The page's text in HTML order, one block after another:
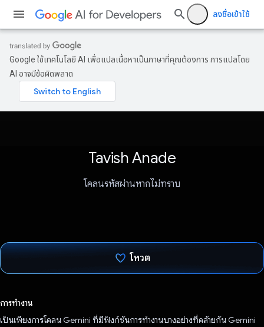
ลงชื่อเข้าใช้
Google ใช้เทคโนโลยี AI เพื่อแปลเนื้อหาเป็นภาษาที่คุณต้องการ การแปลโดย
AI อาจมีข้อผิดพลาด
Tavish Anade
โคลนรหัสผ่านหากไม่ทราบ
โหวต
การทำงาน
เป็นเพียงการโคลน Gemini ที่มีฟังก์ชันการทำงานบางอย่างที่คล้ายกัน Gemini